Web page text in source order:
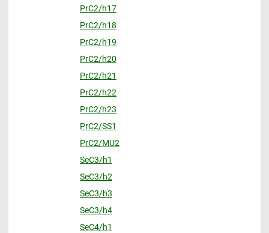
PrC2/h17
PrC2/h18
PrC2/h19
PrC2/h20
PrC2/h21
PrC2/h22
PrC2/h23
PrC2/SS1
PrC2/MU2
SeC3/h1
SeC3/h2
SeC3/h3
SeC3/h4
SeC4/h1